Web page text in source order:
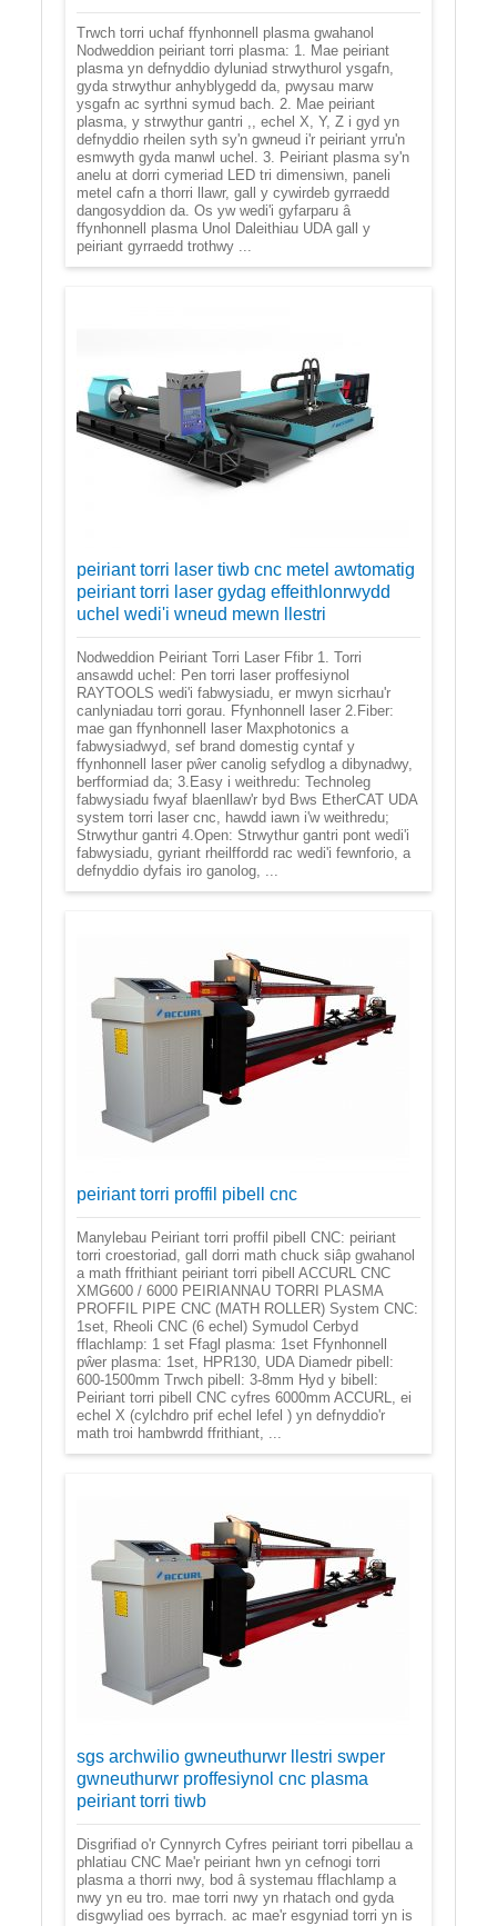
Trwch torri uchaf ffynhonnell plasma gwahanol
Nodweddion peiriant torri plasma: 1. Mae peiriant
plasma yn defnyddio dyluniad strwythurol ysgafn,
gyda strwythur anhyblygedd da, pwysau marw
ysgafn ac syrthni symud bach. 2. Mae peiriant
plasma, y strwythur gantri ,, echel X, Y, Z i gyd yn
defnyddio rheilen syth sy'n gwneud i'r peiriant yrru'n
esmwyth gyda manwl uchel. 3. Peiriant plasma sy'n
anelu at dorri cymeriad LED tri dimensiwn, paneli
metel cafn a thorri llawr, gall y cywirdeb gyrraedd
dangosyddion da. Os yw wedi'i gyfarparu â
ffynhonnell plasma Unol Daleithiau UDA gall y
peiriant gyrraedd trothwy ...
peiriant torri laser tiwb cnc metel awtomatig
peiriant torri laser gydag effeithlonrwydd
uchel wedi'i wneud mewn llestri
Nodweddion Peiriant Torri Laser Ffibr 1. Torri
ansawdd uchel: Pen torri laser proffesiynol
RAYTOOLS wedi'i fabwysiadu, er mwyn sicrhau'r
canlyniadau torri gorau. Ffynhonnell laser 2.Fiber:
mae gan ffynhonnell laser Maxphotonics a
fabwysiadwyd, sef brand domestig cyntaf y
ffynhonnell laser pŵer canolig sefydlog a dibynadwy,
berfformiad da; 3.Easy i weithredu: Technoleg
fabwysiadu fwyaf blaenllaw'r byd Bws EtherCAT UDA
system torri laser cnc, hawdd iawn i'w weithredu;
Strwythur gantri 4.Open: Strwythur gantri pont wedi'i
fabwysiadu, gyriant rheilffordd rac wedi'i fewnforio, a
defnyddio dyfais iro ganolog, ...
peiriant torri proffil pibell cnc
Manylebau Peiriant torri proffil pibell CNC: peiriant
torri croestoriad, gall dorri math chuck siâp gwahanol
a math ffrithiant peiriant torri pibell ACCURL CNC
XMG600 / 6000 PEIRIANNAU TORRI PLASMA
PROFFIL PIPE CNC (MATH ROLLER) System CNC:
1set, Rheoli CNC (6 echel) Symudol Cerbyd
fflachlamp: 1 set Ffagl plasma: 1set Ffynhonnell
pŵer plasma: 1set, HPR130, UDA Diamedr pibell:
600-1500mm Trwch pibell: 3-8mm Hyd y bibell:
Peiriant torri pibell CNC cyfres 6000mm ACCURL, ei
echel X (cylchdro prif echel lefel ) yn defnyddio'r
math troi hambwrdd ffrithiant, ...
sgs archwilio gwneuthurwr llestri swper
gwneuthurwr proffesiynol cnc plasma
peiriant torri tiwb
Disgrifiad o'r Cynnyrch Cyfres peiriant torri pibellau a
phlatiau CNC Mae'r peiriant hwn yn cefnogi torri
plasma a thorri nwy, bod â systemau fflachlamp a
nwy yn eu tro. mae torri nwy yn rhatach ond gyda
disgwyliad oes byrrach. ac mae'r esgyniad torri yn is